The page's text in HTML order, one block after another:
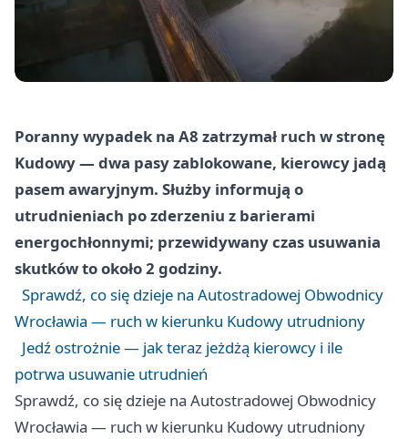
Poranny wypadek na A8 zatrzymał ruch w stronę
Kudowy — dwa pasy zablokowane, kierowcy jadą
pasem awaryjnym. Służby informują o
utrudnieniach po zderzeniu z barierami
energochłonnymi; przewidywany czas usuwania
skutków to około 2 godziny.
Sprawdź, co się dzieje na Autostradowej Obwodnicy
Wrocławia — ruch w kierunku Kudowy utrudniony
Jedź ostrożnie — jak teraz jeżdżą kierowcy i ile
potrwa usuwanie utrudnień
Sprawdź, co się dzieje na Autostradowej Obwodnicy
Wrocławia — ruch w kierunku Kudowy utrudniony